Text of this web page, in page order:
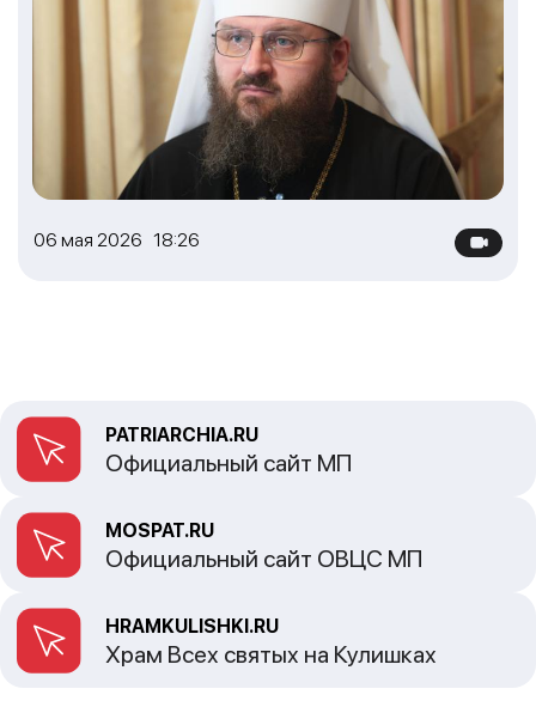
06 мая 2026 18:26
PATRIARCHIA.RU
Официальный сайт МП
MOSPAT.RU
Официальный сайт ОВЦС МП
HRAMKULISHKI.RU
Храм Всех святых на Кулишках